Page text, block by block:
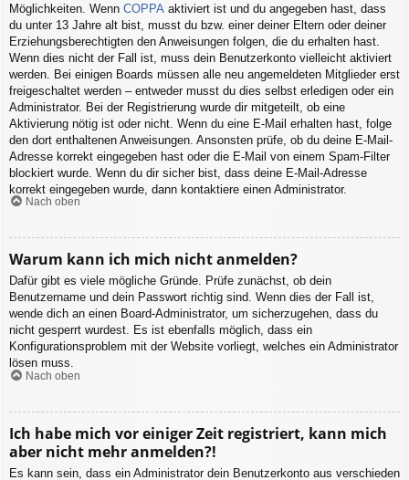
Möglichkeiten. Wenn COPPA aktiviert ist und du angegeben hast, dass
du unter 13 Jahre alt bist, musst du bzw. einer deiner Eltern oder deiner
Erziehungsberechtigten den Anweisungen folgen, die du erhalten hast.
Wenn dies nicht der Fall ist, muss dein Benutzerkonto vielleicht aktiviert
werden. Bei einigen Boards müssen alle neu angemeldeten Mitglieder erst
freigeschaltet werden – entweder musst du dies selbst erledigen oder ein
Administrator. Bei der Registrierung wurde dir mitgeteilt, ob eine
Aktivierung nötig ist oder nicht. Wenn du eine E-Mail erhalten hast, folge
den dort enthaltenen Anweisungen. Ansonsten prüfe, ob du deine E-Mail-
Adresse korrekt eingegeben hast oder die E-Mail von einem Spam-Filter
blockiert wurde. Wenn du dir sicher bist, dass deine E-Mail-Adresse
korrekt eingegeben wurde, dann kontaktiere einen Administrator.
Nach oben
Warum kann ich mich nicht anmelden?
Dafür gibt es viele mögliche Gründe. Prüfe zunächst, ob dein
Benutzername und dein Passwort richtig sind. Wenn dies der Fall ist,
wende dich an einen Board-Administrator, um sicherzugehen, dass du
nicht gesperrt wurdest. Es ist ebenfalls möglich, dass ein
Konfigurationsproblem mit der Website vorliegt, welches ein Administrator
lösen muss.
Nach oben
Ich habe mich vor einiger Zeit registriert, kann mich
aber nicht mehr anmelden?!
Es kann sein, dass ein Administrator dein Benutzerkonto aus verschieden